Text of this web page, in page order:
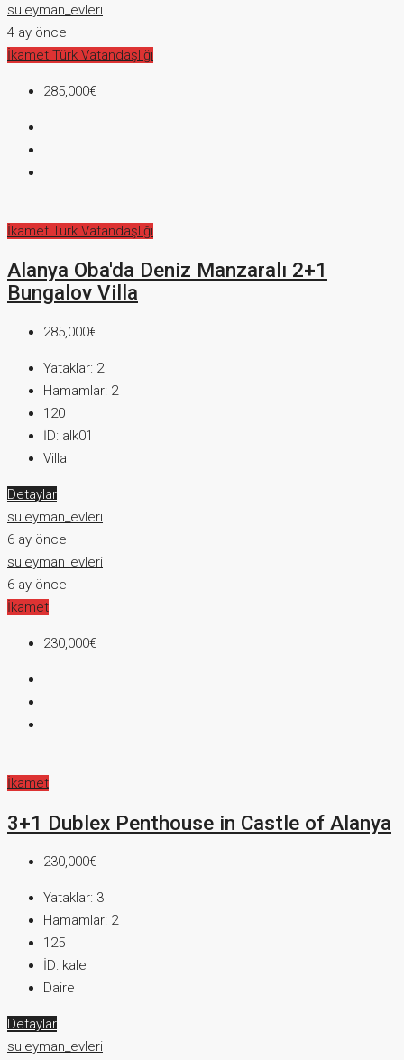
suleyman_evleri
4 ay önce
İkamet Türk Vatandaşlığı
285,000€
İkamet Türk Vatandaşlığı
Alanya Oba'da Deniz Manzaralı 2+1
Bungalov Villa
285,000€
Yataklar: 2
Hamamlar: 2
120
İD: alk01
Villa
Detaylar
suleyman_evleri
6 ay önce
suleyman_evleri
6 ay önce
İkamet
230,000€
İkamet
3+1 Dublex Penthouse in Castle of Alanya
230,000€
Yataklar: 3
Hamamlar: 2
125
İD: kale
Daire
Detaylar
suleyman_evleri